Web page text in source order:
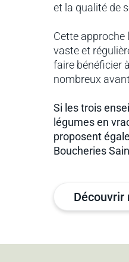
et la qualité de
Cette approche
vaste et
faire bénéficier
nombreux
Si les trois
légumes en
proposent
Boucheries
Découvrir
au cœur